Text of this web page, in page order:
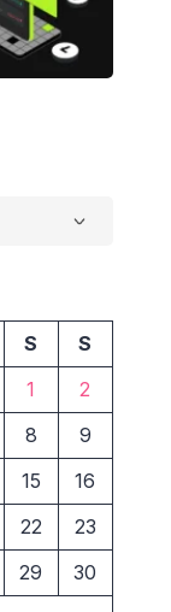
S
S
1
2
8
9
15
16
22
23
29
30